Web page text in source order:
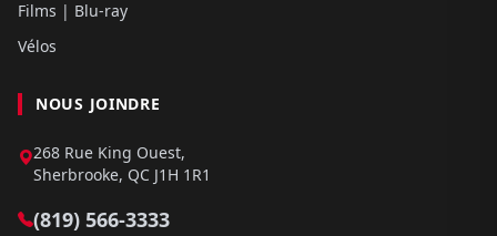
Films | Blu-ray
Vélos
NOUS JOINDRE
268 Rue King Ouest,
Sherbrooke, QC J1H 1R1
(819) 566-3333